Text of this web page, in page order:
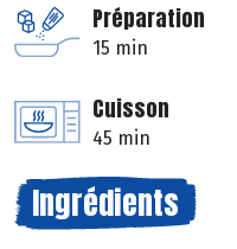
Préparation
15 min
Cuisson
45 min
Ingrédients